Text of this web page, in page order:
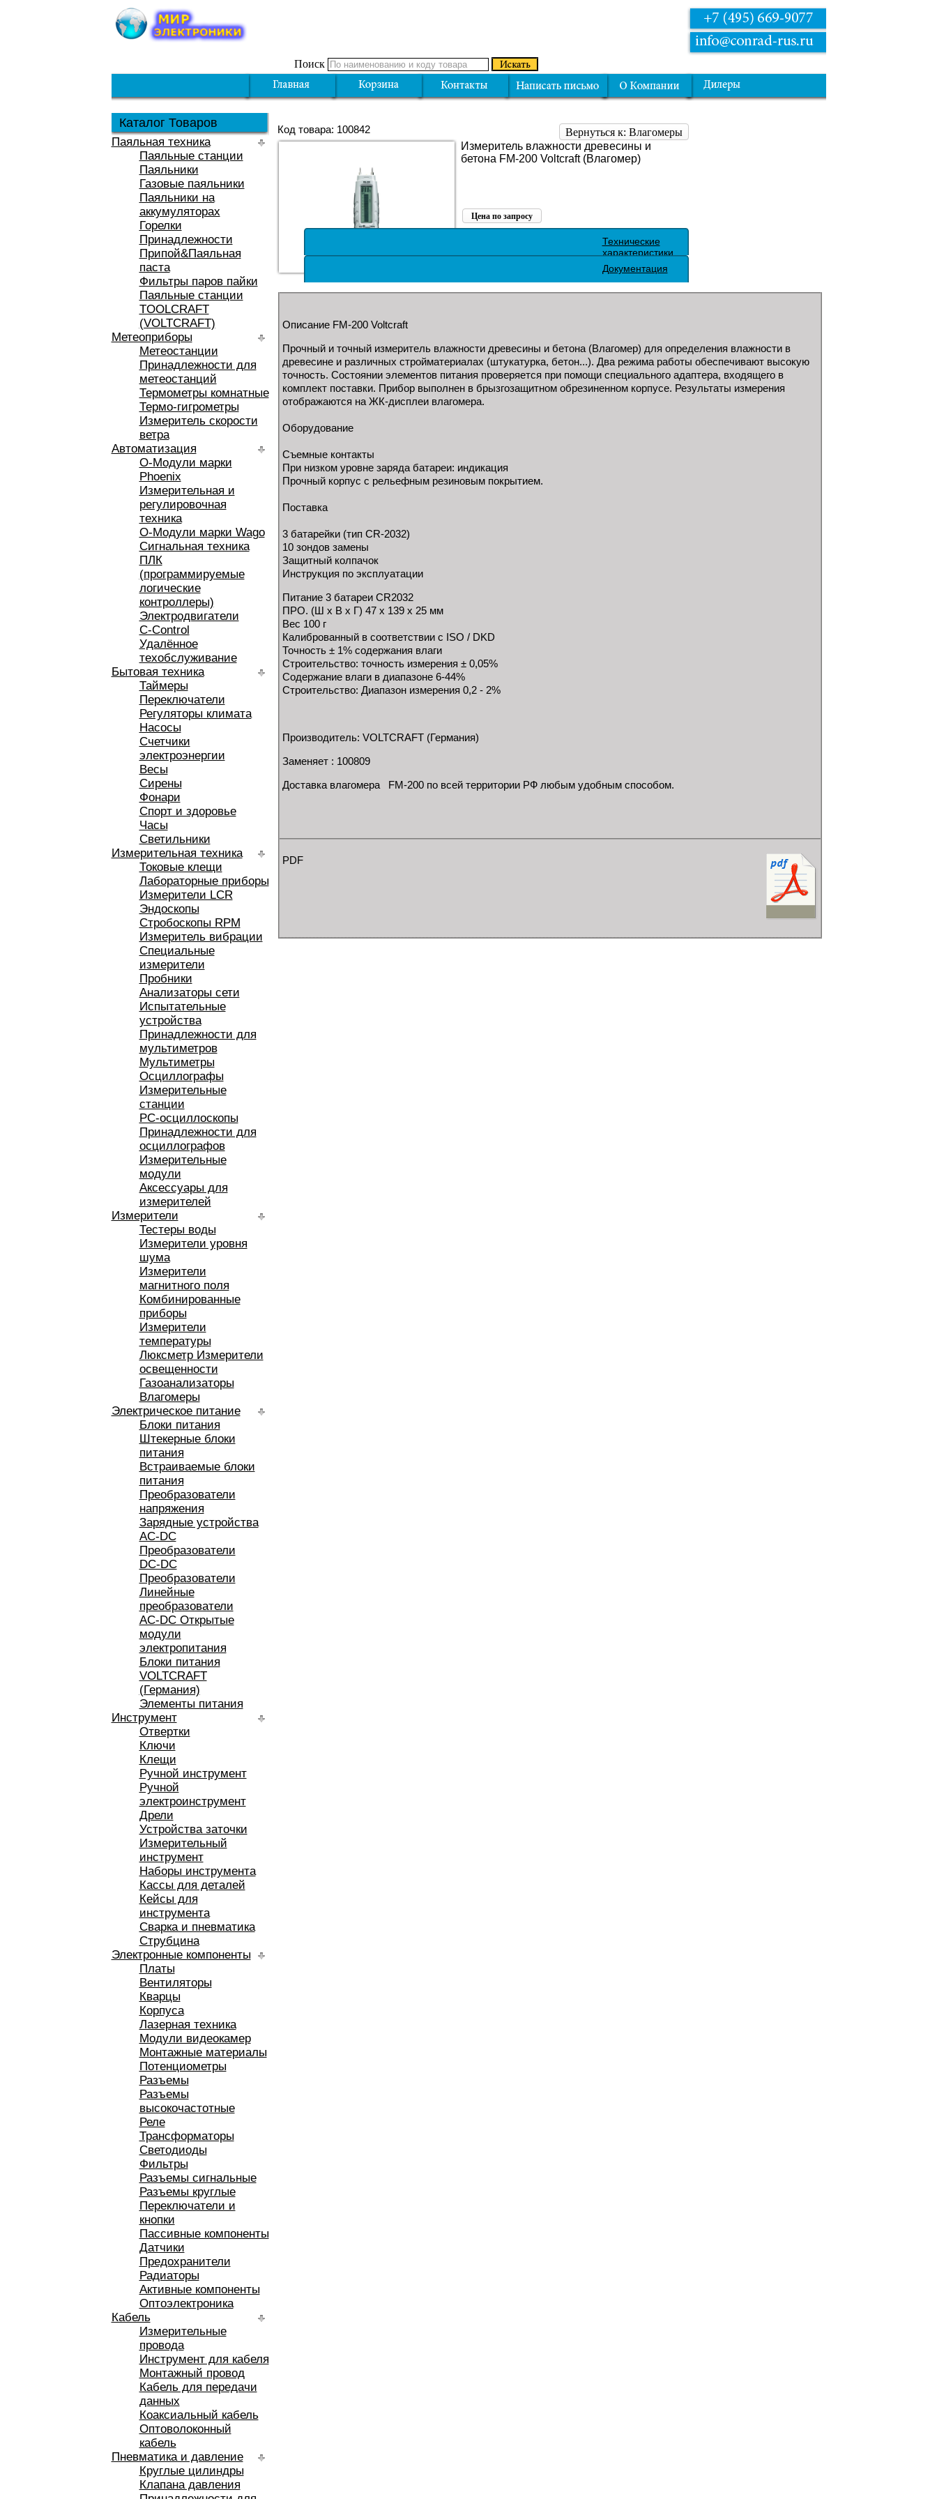
Поиск
Каталог Товаров
Паяльная техника
Паяльные станции
Паяльники
Газовые паяльники
Паяльники на
аккумуляторах
Горелки
Принадлежности
Припой&Паяльная
паста
Фильтры паров пайки
Паяльные станции
TOOLCRAFT
(VOLTCRAFT)
Метеоприборы
Метеостанции
Принадлежности для
метеостанций
Термометры комнатные
Термо-гигрометры
Измеритель скорости
ветра
Автоматизация
O-Модули марки
Phoenix
Измерительная и
регулировочная
техника
O-Модули марки Wago
Сигнальная техника
ПЛК
(программируемые
логические
контроллеры)
Электродвигатели
C-Control
Удалённое
техобслуживание
Бытовая техника
Таймеры
Переключатели
Регуляторы климата
Насосы
Счетчики
электроэнергии
Весы
Сирены
Фонари
Спорт и здоровье
Часы
Светильники
Измерительная техника
Токовые клещи
Лабораторные приборы
Измерители LCR
Эндоскопы
Стробоскопы RPM
Измеритель вибрации
Специальные
измерители
Пробники
Анализаторы сети
Испытательные
устройства
Принадлежности для
мультиметров
Мультиметры
Осциллографы
Измерительные
станции
РС-осциллоскопы
Принадлежности для
осциллографов
Измерительные
модули
Аксессуары для
измерителей
Измерители
Тестеры воды
Измерители уровня
шума
Измерители
магнитного поля
Комбинированные
приборы
Измерители
температуры
Люксметр Измерители
освещенности
Газоанализаторы
Влагомеры
Электрическое питание
Блоки питания
Штекерные блоки
питания
Встраиваемые блоки
питания
Преобразователи
напряжения
Зарядные устройства
AC-DC
Преобразователи
DC-DC
Преобразователи
Линейные
преобразователи
AC-DC Открытые
модули
электропитания
Блоки питания
VOLTCRAFT
(Германия)
Элементы питания
Инструмент
Отвертки
Ключи
Клещи
Ручной инструмент
Ручной
электроинструмент
Дрели
Устройства заточки
Измерительный
инструмент
Наборы инструмента
Кассы для деталей
Кейсы для
инструмента
Сварка и пневматика
Струбцина
Электронные компоненты
Платы
Вентиляторы
Кварцы
Корпуса
Лазерная техника
Модули видеокамер
Монтажные материалы
Потенциометры
Разъемы
Разъемы
высокочастотные
Реле
Трансформаторы
Светодиоды
Фильтры
Разъемы сигнальные
Разъемы круглые
Переключатели и
кнопки
Пассивные компоненты
Датчики
Предохранители
Радиаторы
Активные компоненты
Оптоэлектроника
Кабель
Измерительные
провода
Инструмент для кабеля
Монтажный провод
Кабель для передачи
данных
Коаксиальный кабель
Оптоволоконный
кабель
Пневматика и давление
Круглые цилиндры
Клапана давления
Вернуться к: Влагомеры
Код товара: 100842
Измеритель влажности древесины и
бетона FM-200 Voltcraft (Влагомер)
Цена по запросу
Технические
характеристики
Документация
Описание FM-200 Voltcraft
Прочный и точный измеритель влажности древесины и бетона (Влагомер) для определения влажности в
древесине и различных стройматериалах (штукатурка, бетон...). Два режима работы обеспечивают высокую
точность. Состоянии элементов питания проверяется при помощи специального адаптера, входящего в
комплект поставки. Прибор выполнен в брызгозащитном обрезиненном корпусе. Результаты измерения
отображаются на ЖК-дисплеи влагомера.
Оборудование
Съемные контакты
При низком уровне заряда батареи: индикация
Прочный корпус с рельефным резиновым покрытием.
Поставка
3 батарейки (тип CR-2032)
10 зондов замены
Защитный колпачок
Инструкция по эксплуатации
Питание 3 батареи CR2032
ПРО. (Ш х В х Г) 47 х 139 х 25 мм
Вес 100 г
Калиброванный в соответствии с ISO / DKD
Точность ± 1% содержания влаги
Строительство: точность измерения ± 0,05%
Содержание влаги в диапазоне 6-44%
Строительство: Диапазон измерения 0,2 - 2%
Производитель: VOLTCRAFT (Германия)
Заменяет : 100809
Доставка влагомера FM-200 по всей территории РФ любым удобным способом.
PDF